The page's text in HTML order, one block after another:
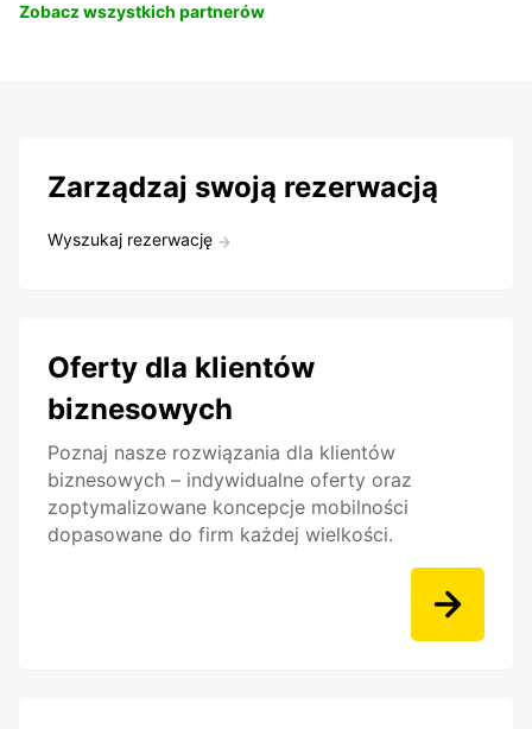
Zobacz wszystkich partnerów
Zarządzaj swoją rezerwacją
Wyszukaj rezerwację
Oferty dla klientów
biznesowych
Poznaj nasze rozwiązania dla klientów
biznesowych – indywidualne oferty oraz
zoptymalizowane koncepcje mobilności
dopasowane do firm każdej wielkości.